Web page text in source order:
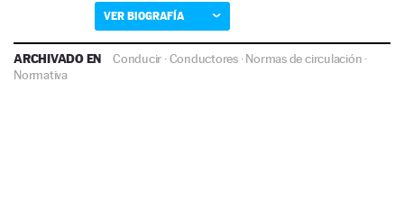
VER BIOGRAFÍA
ARCHIVADO EN Conducir ·Conductores·Normas de circulación ·
Normativa